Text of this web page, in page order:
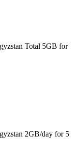
Total 5GB for
2GB/day for 5